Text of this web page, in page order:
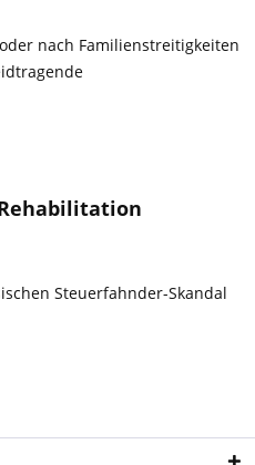
nach Familienstreitigkeiten
Steuerfahnder-Skandal